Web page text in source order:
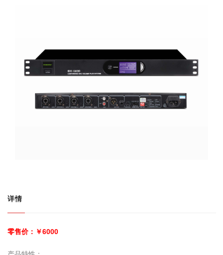
详情
零售价：￥6000